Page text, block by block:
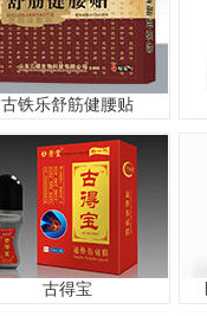
古铁乐舒筋健腰贴
古得宝